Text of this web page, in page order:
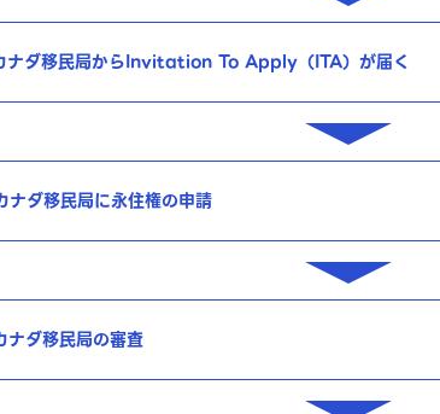
ナダ移民局からInvitation To Apply（ITA）が届く
ナダ移民局に永住権の申請
ナダ移民局の審査